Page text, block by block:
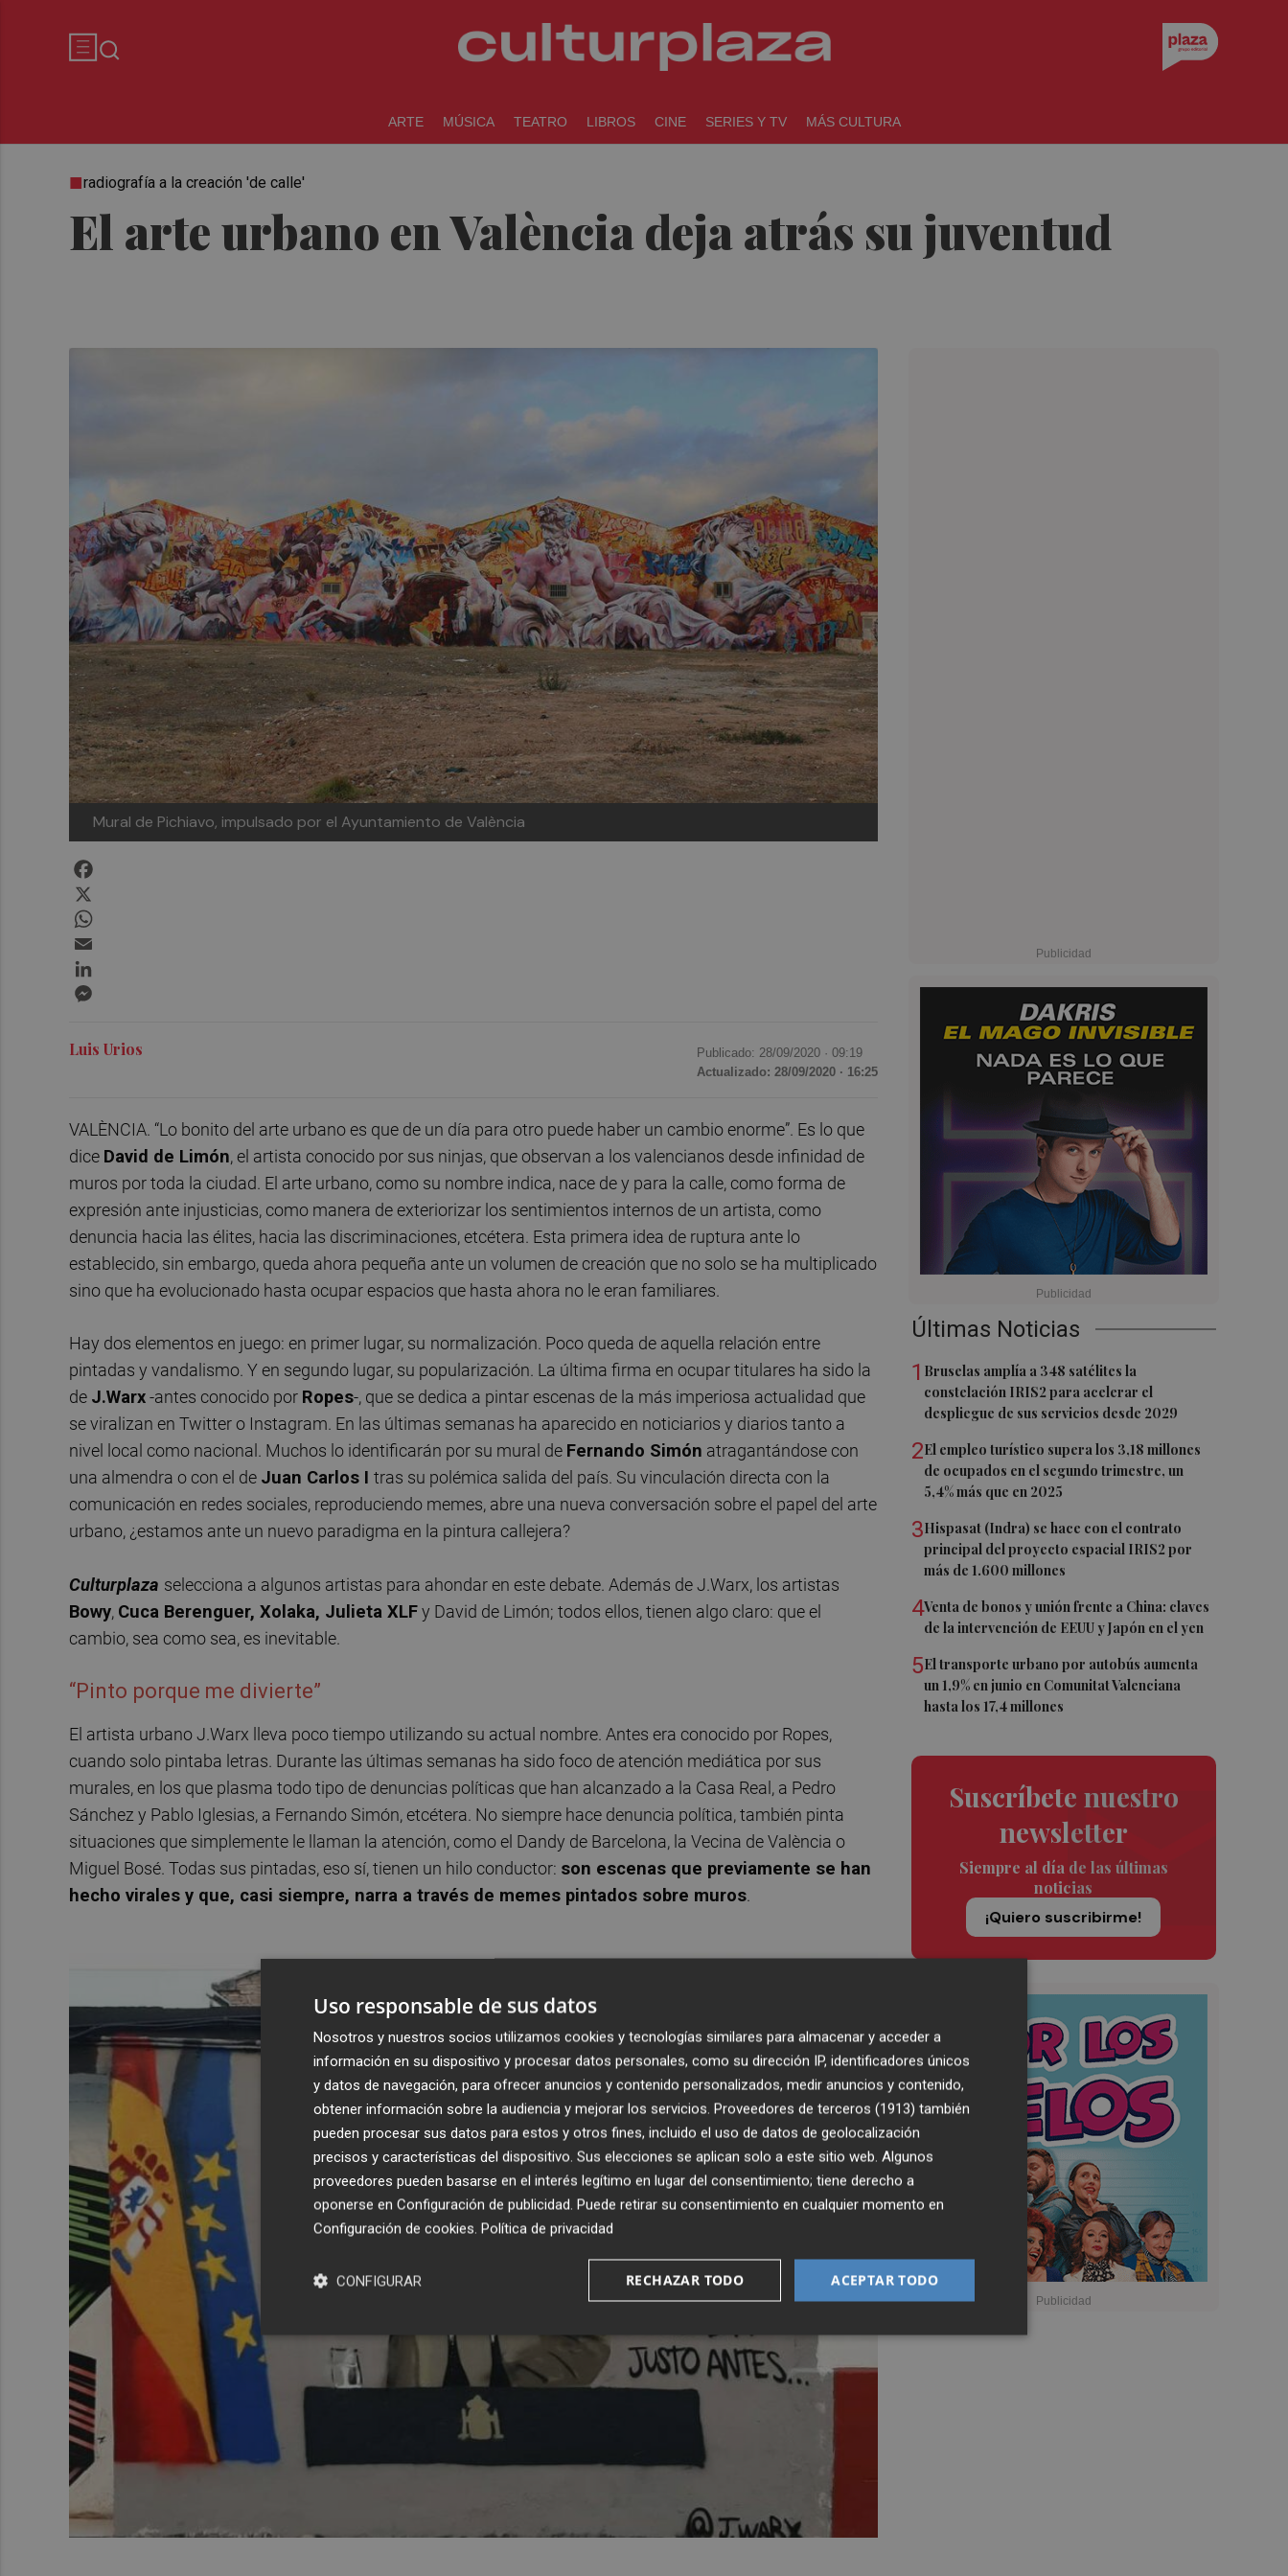
ARTE MÚSICA TEATRO LIBROS CINE SERIES Y TV MÁS CULTURA
El arte urbano en València deja atrás su juventud
radiografía a la creación 'de calle'
Mural de Pichiavo, impulsado por el Ayuntamiento de València
Últimas Noticias
1 Bruselas amplía a 348 satélites la
constelación IRIS2 para acelerar el
despliegue de sus servicios desde 2029
2El empleo turístico supera los 3,18 millones
de ocupados en el segundo trimestre, un
5,4% más que en 2025
3Hispasat (Indra) se hace con el contrato
principal del proyecto espacial IRIS2 por
más de 1.600 millones
4Venta de bonos y unión frente a China: claves
de la intervención de EEUU y Japón en el yen
5El transporte urbano por autobús aumenta
un 1,9% en junio en Comunitat Valenciana
hasta los 17,4 millones
Suscríbete nuestro
newsletter
Siempre al día de las últimas
noticias
¡Quiero suscribirme!
Luis Urios Publicado: 28/09/2020 · 09:19
Actualizado: 28/09/2020 · 16:25
VALÈNCIA. “Lo bonito del arte urbano es que de un día para otro puede haber un cambio enorme”. Es lo que
dice David de Limón, el artista conocido por sus ninjas, que observan a los valencianos desde infinidad de
muros por toda la ciudad. El arte urbano, como su nombre indica, nace de y para la calle, como forma de
expresión ante injusticias, como manera de exteriorizar los sentimientos internos de un artista, como
denuncia hacia las élites, hacia las discriminaciones, etcétera. Esta primera idea de ruptura ante lo
establecido, sin embargo, queda ahora pequeña ante un volumen de creación que no solo se ha multiplicado
sino que ha evolucionado hasta ocupar espacios que hasta ahora no le eran familiares.
Hay dos elementos en juego: en primer lugar, su normalización. Poco queda de aquella relación entre
pintadas y vandalismo. Y en segundo lugar, su popularización. La última firma en ocupar titulares ha sido la
de J.Warx-antes conocido por Ropes-, que se dedica a pintar escenas de la más imperiosa actualidad que
se viralizan en Twitter o Instagram. En las últimas semanas ha aparecido en noticiarios y diarios tanto a
nivel local como nacional. Muchos lo identificarán por su mural de Fernando Simón atragantándose con
una almendra o con el de Juan Carlos I tras su polémica salida del país. Su vinculación directa con la
comunicación en redes sociales, reproduciendo memes, abre una nueva conversación sobre el papel del arte
urbano, ¿estamos ante un nuevo paradigma en la pintura callejera?
Culturplaza selecciona a algunos artistas para ahondar en este debate. Además de J.Warx, los artistas
Bowy, Cuca Berenguer, Xolaka, Julieta XLFy David de Limón; todos ellos, tienen algo claro: que el
cambio, sea como sea, es inevitable.
“Pinto porque me divierte”
El artista urbano J.Warx lleva poco tiempo utilizando su actual nombre. Antes era conocido por Ropes,
cuando solo pintaba letras. Durante las últimas semanas ha sido foco de atención mediática por sus
murales, en los que plasma todo tipo de denuncias políticas que han alcanzado a la Casa Real, a Pedro
Sánchez y Pablo Iglesias, a Fernando Simón, etcétera. No siempre hace denuncia política, también pinta
situaciones que simplemente le llaman la atención, como el Dandy de Barcelona, la Vecina de València o
Miguel Bosé. Todas sus pintadas, eso sí, tienen un hilo conductor: son escenas que previamente se han
hecho virales y que, casi siempre, narra a través de memes pintados sobre muros.
Uso responsable de sus datos
Nosotros y nuestros socios utilizamos cookies y tecnologías similares para almacenar y acceder a
información en su dispositivo y procesar datos personales, como su dirección IP, identificadores únicos
y datos de navegación, para ofrecer anuncios y contenido personalizados, medir anuncios y contenido,
obtener información sobre la audiencia y mejorar los servicios. Proveedores de terceros (1913) también
pueden procesar sus datos para estos y otros fines, incluido el uso de datos de geolocalización
precisos y características del dispositivo. Sus elecciones se aplican solo a este sitio web. Algunos
proveedores pueden basarse en el interés legítimo en lugar del consentimiento; tiene derecho a
oponerse en Configuración de publicidad. Puede retirar su consentimiento en cualquier momento en
Configuración de cookies. Política de privacidad
ACEPTAR TODO
RECHAZAR TODO
CONFIGURAR